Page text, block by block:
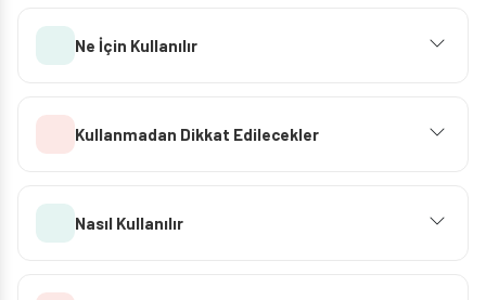
Ne İçin Kullanılır
Kullanmadan Dikkat Edilecekler
Nasıl Kullanılır